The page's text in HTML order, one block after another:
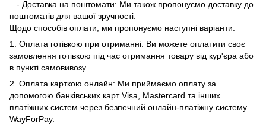
- Доставка на поштомати: Ми також пропонуємо доставку до
поштоматів для вашої зручності.
Щодо способів оплати, ми пропонуємо наступні варіанти:
1. Оплата готівкою при отриманні: Ви можете оплатити своє
замовлення готівкою під час отримання товару від кур'єра або
в пункті самовивозу.
2. Оплата карткою онлайн: Ми приймаємо оплату за
допомогою банківських карт Visa, Mastercard та інших
платіжних систем через безпечний онлайн-платіжну систему
WayForPay.